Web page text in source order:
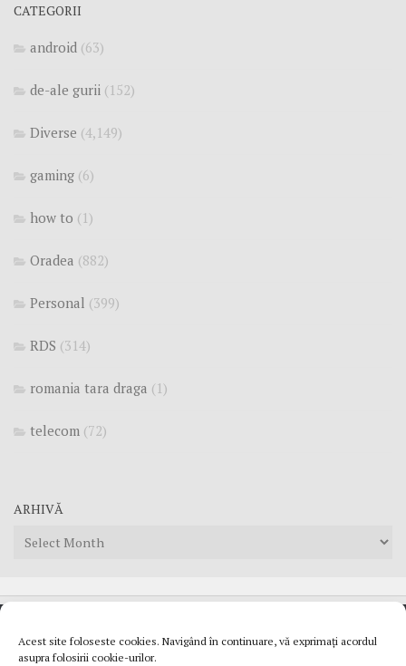
Acest site foloseste cookies. Navigând în continuare, vă exprimați acordul
asupra folosirii cookie-urilor.
CATEGORII
android (63)
de-ale gurii (152)
Diverse (4,149)
gaming (6)
how to (1)
Oradea (882)
Personal (399)
RDS (314)
romania tara draga (1)
telecom (72)
ARHIVĂ
Arhivă
© 2007 - 2025 Mortu`s Blog. Daca tot te inspiri de aici pune